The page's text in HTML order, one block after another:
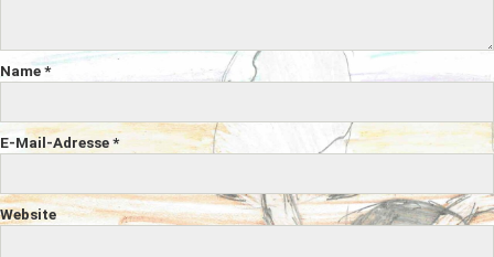
Name *
E-Mail-Adresse *
Website